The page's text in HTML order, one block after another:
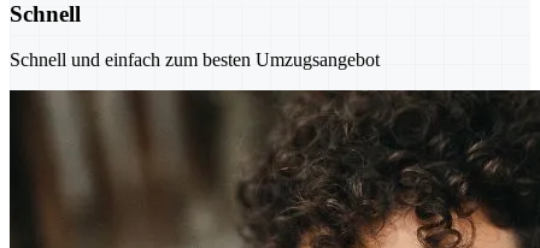
Schnell
Schnell und einfach zum besten Umzugsangebot